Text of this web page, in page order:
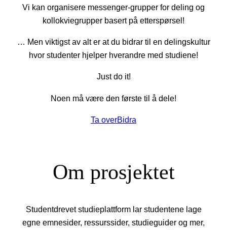
Vi kan organisere messenger-grupper for deling og
kollokviegrupper basert på etterspørsel!
… Men viktigst av alt er at du bidrar til en delingskultur
hvor studenter hjelper hverandre med studiene!
Just do it!
Noen må være den første til å dele!
Ta overBidra
Om prosjektet
Studentdrevet studieplattform lar studentene lage
egne emnesider, ressurssider, studieguider og mer,